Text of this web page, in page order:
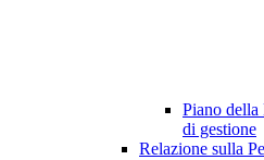
Piano della
di gestione
Relazione sulla